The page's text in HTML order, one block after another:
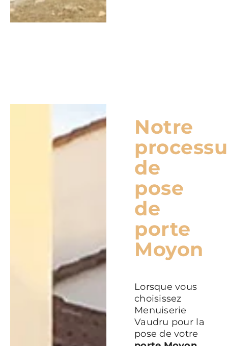
Notre
de
pose
de
porte
Moyon
Lorsque vous
choisissez
Menuiserie
Vaudru pour la
pose de votre